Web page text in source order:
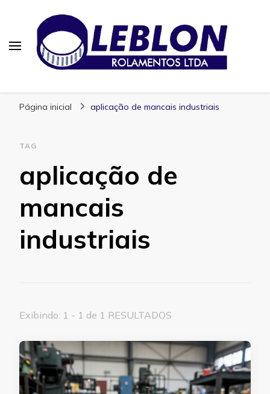
Página inicial aplicação de mancais industriais
TAG
aplicação de
mancais
industriais
Exibindo: 1 - 1 de 1 RESULTADOS